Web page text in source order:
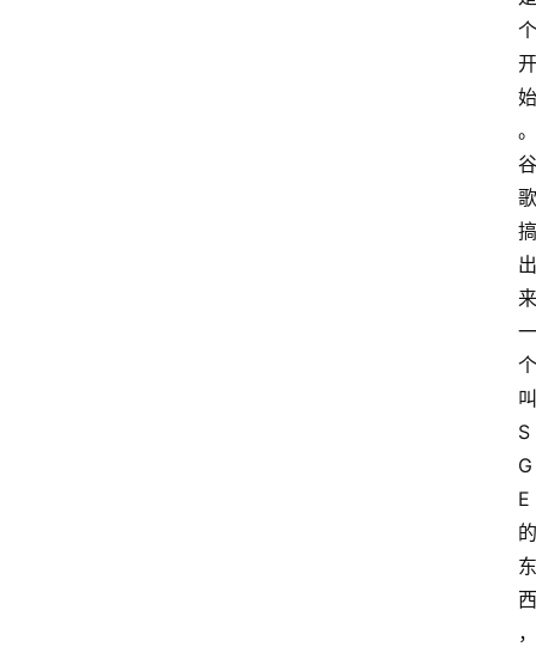
个
开
始
。
谷
歌
搞
出
来
一
个
叫
S
G
E
的
东
西
，